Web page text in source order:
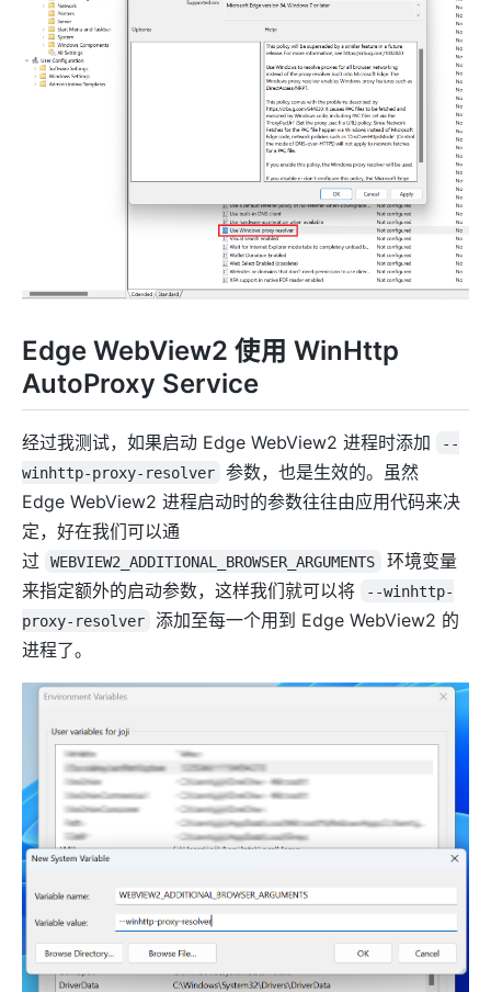
Edge WebView2 使用 WinHttp
AutoProxy Service
经过我测试，如果启动 Edge WebView2 进程时添加
--
winhttp-proxy-resolver
参数，也是生效的。虽然
Edge WebView2 进程启动时的参数往往由应用代码来决
定，好在我们可以通
过
WEBVIEW2_ADDITIONAL_BROWSER_ARGUMENTS
环境变量
来指定额外的启动参数，这样我们就可以将
--winhttp-
proxy-resolver
添加至每一个用到 Edge WebView2 的
进程了。